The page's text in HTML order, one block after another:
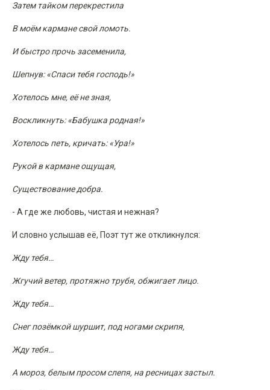
Затем тайком перекрестила
В моём кармане свой ломоть.
И быстро прочь засеменила,
Шепнув: «Спаси тебя господь!»
Хотелось мне, её не зная,
Воскликнуть: «Бабушка родная!»
Хотелось петь, кричать: «Ура!»
Рукой в кармане ощущая,
Существование добра.
- А где же любовь, чистая и нежная?
И словно услышав её, Поэт тут же откликнулся:
Жду тебя…
Жгучий ветер, протяжно трубя, обжигает лицо.
Жду тебя…
Снег позёмкой шуршит, под ногами скрипя,
Жду тебя…
А мороз, белым просом слепя, на ресницах застыл.